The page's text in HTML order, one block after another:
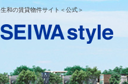
生和の賃貸物件サイト＜公式＞